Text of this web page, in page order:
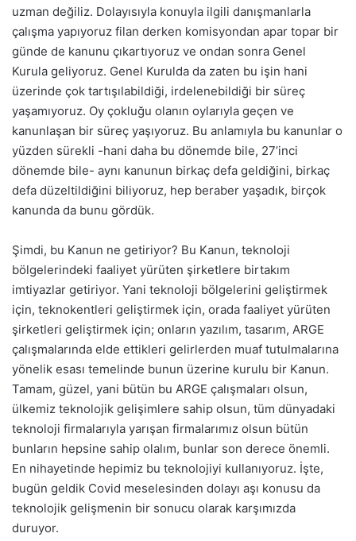
uzman değiliz. Dolayısıyla konuyla ilgili danışmanlarla
çalışma yapıyoruz filan derken komisyondan apar topar bir
günde de kanunu çıkartıyoruz ve ondan sonra Genel
Kurula geliyoruz. Genel Kurulda da zaten bu işin hani
üzerinde çok tartışılabildiği, irdelenebildiği bir süreç
yaşamıyoruz. Oy çokluğu olanın oylarıyla geçen ve
kanunlaşan bir süreç yaşıyoruz. Bu anlamıyla bu kanunlar o
yüzden sürekli -hani daha bu dönemde bile, 27’inci
dönemde bile- aynı kanunun birkaç defa geldiğini, birkaç
defa düzeltildiğini biliyoruz, hep beraber yaşadık, birçok
kanunda da bunu gördük.
Şimdi, bu Kanun ne getiriyor? Bu Kanun, teknoloji
bölgelerindeki faaliyet yürüten şirketlere birtakım
imtiyazlar getiriyor. Yani teknoloji bölgelerini geliştirmek
için, teknokentleri geliştirmek için, orada faaliyet yürüten
şirketleri geliştirmek için; onların yazılım, tasarım, ARGE
çalışmalarında elde ettikleri gelirlerden muaf tutulmalarına
yönelik esası temelinde bunun üzerine kurulu bir Kanun.
Tamam, güzel, yani bütün bu ARGE çalışmaları olsun,
ülkemiz teknolojik gelişimlere sahip olsun, tüm dünyadaki
teknoloji firmalarıyla yarışan firmalarımız olsun bütün
bunların hepsine sahip olalım, bunlar son derece önemli.
En nihayetinde hepimiz bu teknolojiyi kullanıyoruz. İşte,
bugün geldik Covid meselesinden dolayı aşı konusu da
teknolojik gelişmenin bir sonucu olarak karşımızda
duruyor.